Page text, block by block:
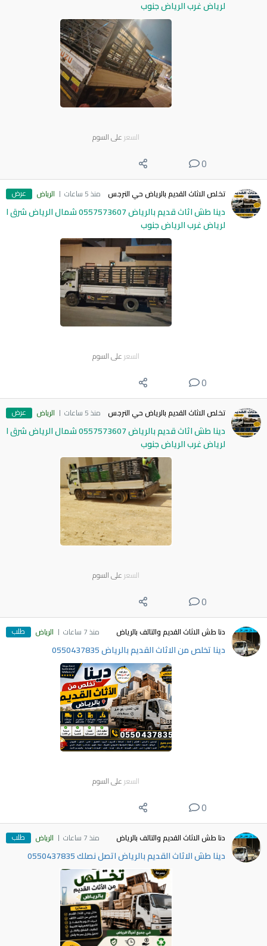
لرياض غرب الرياض جنوب
السعر على السوم
0
تخلص الاثاث القديم بالرياض حي النرجس منذ 5 ساعات الرياض عرض
دينا طش اثاث قديم بالرياض 0557573607 شمال الرياض شرق ا
لرياض غرب الرياض جنوب
السعر على السوم
0
تخلص الاثاث القديم بالرياض حي النرجس منذ 5 ساعات الرياض عرض
دينا طش اثاث قديم بالرياض 0557573607 شمال الرياض شرق ا
لرياض غرب الرياض جنوب
السعر على السوم
0
دنا طش الاثاث القديم والتالف بالرياض منذ 7 ساعات الرياض طلب
دينا تخلص من الاثاث القديم بالرياض 0550437835
السعر على السوم
0
دنا طش الاثاث القديم والتالف بالرياض منذ 7 ساعات الرياض طلب
دينا طش الاثاث القديم بالرياض اتصل نصلك 0550437835